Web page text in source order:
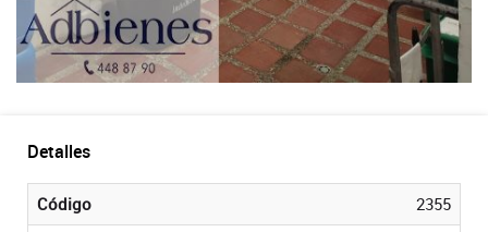
Detalles
Código
2355